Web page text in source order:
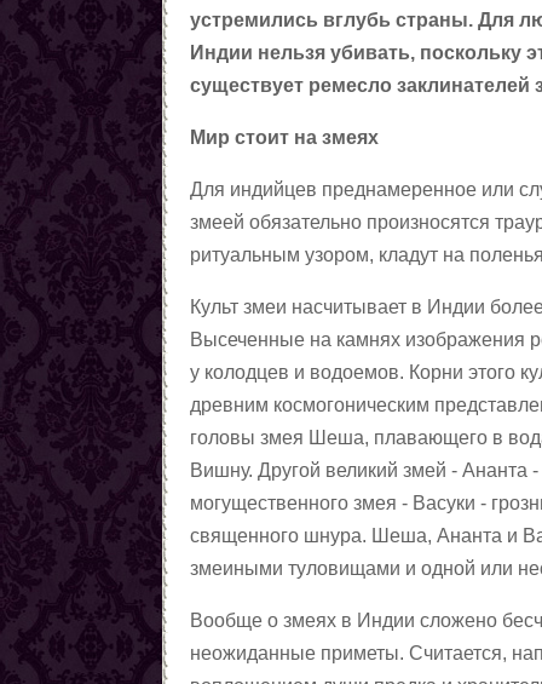
устремились вглубь страны. Для
Индии нельзя убивать, поскольку
существует ремесло заклинателей
Мир стоит на змеях
Для индийцев преднамеренное или
змеей обязательно произносятся
ритуальным узором, кладут на
Культ змеи насчитывает в Индии
Высеченные на камнях изображения
у колодцев и водоемов. Корни этого
древним космогоническим
головы змея Шеша, плавающего в
Вишну. Другой великий змей -
могущественного змея - Васуки -
священного шнура. Шеша, Ананта и
змеиными туловищами и одной или
Вообще о змеях в Индии сложено
неожиданные приметы. Считается,